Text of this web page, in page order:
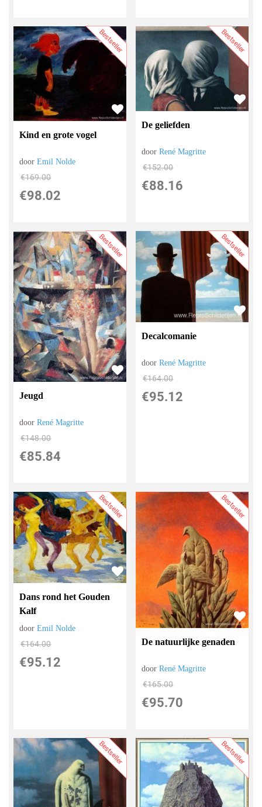
Bestseller
Kind en grote vogel
doorEmil Nolde
€169.00
€98.02
Bestseller
De geliefden
doorRené Magritte
€152.00
€88.16
Bestseller
Jeugd
doorRené Magritte
€148.00
€85.84
Bestseller
Decalcomanie
doorRené Magritte
€164.00
€95.12
Bestseller
Dans rond het Gouden
Kalf
doorEmil Nolde
€164.00
€95.12
Bestseller
De natuurlijke genaden
doorRené Magritte
€165.00
€95.70
Bestseller Bestseller